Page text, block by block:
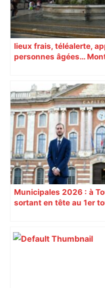
lieux frais, téléalerte,
personnes âgées…
Municipales 2026 : à
sortant en tête au 1er